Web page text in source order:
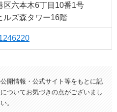
区六本木6丁目10番1号
ルズ森タワー16階
開情報・公式サイト等をもとに記
ついてお気づきの点がございまし
。